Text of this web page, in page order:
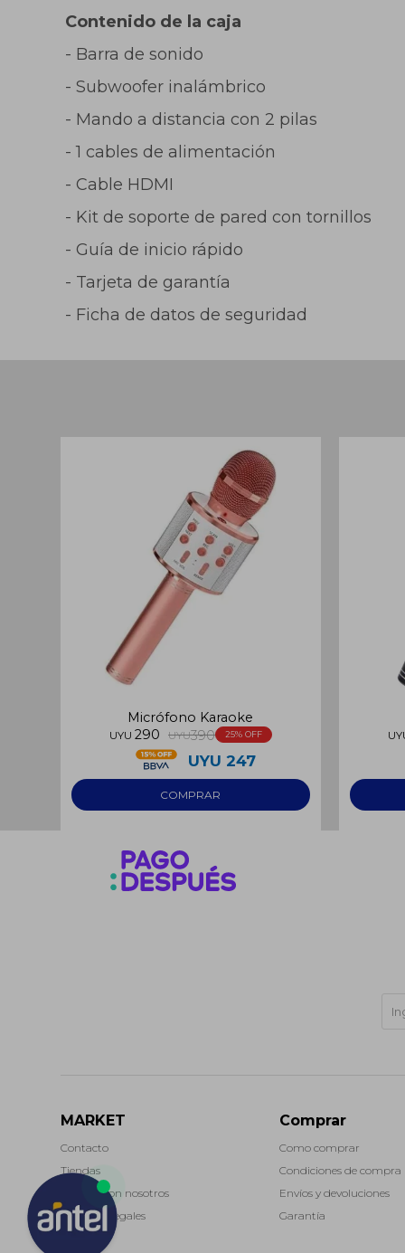
Contenido de la caja
- Barra de sonido
- Subwoofer inalámbrico
- Mando a distancia con 2 pilas
- 1 cables de alimentación
- Cable HDMI
- Kit de soporte de pared con tornillos
- Guía de inicio rápido
- Tarjeta de garantía
- Ficha de datos de seguridad
Micrófono Karaoke
UYU 290 UYU390 25
UYU 247
MARKET
Contacto
Tiendas
Trabaja con nosotros
Términos legales
Comprar
Como comprar
Condiciones de compra
Envíos y devoluciones
Garantía